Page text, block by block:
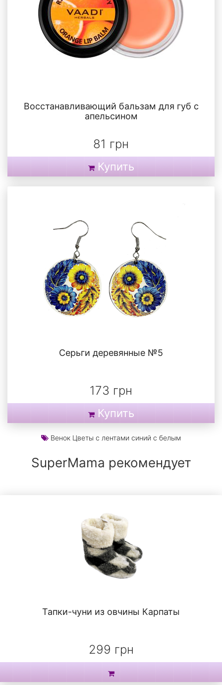
Восстанавливающий бальзам для губ с
апельсином
81 грн
Купить
Серьги деревянные №5
173 грн
Купить
Венок Цветы с лентами синий с белым
SuperMama рекомендует
Тапки-чуни из овчины Карпаты
299 грн